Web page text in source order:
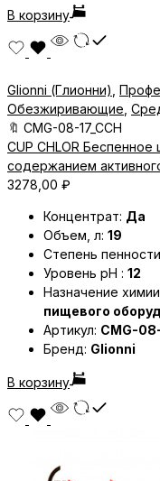
В корзину
Glionni (Глионни)
Обезжиривающие
🔖 CMG-08-17_CCH
CUP CHLOR
содержанием
3278,00 ₽
Концентрат: Да
Объем, л: 19
Степень
Уровень pH : 12
Назначение
пищевого
Артикул: CMG-
Бренд: Glionni
В корзину